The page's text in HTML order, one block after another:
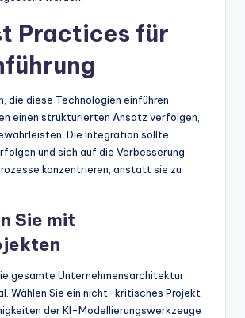
Practices für
die diese Technologien einführen
einen strukturierten Ansatz verfolgen,
Die Integration sollte
und sich auf die Verbesserung
konzentrieren, anstatt sie zu
Sie mit
gesamte Unternehmensarchitektur
Wählen Sie ein nicht-kritisches Projekt
der KI-Modellierungswerkzeuge